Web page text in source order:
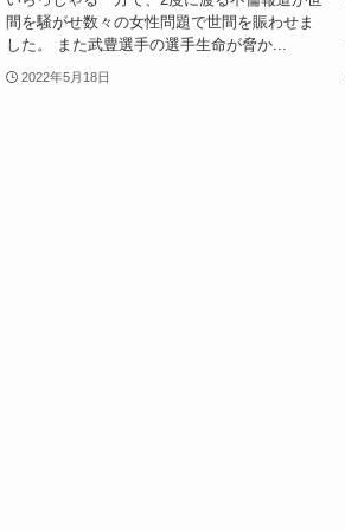
間を騒がせ数々の女性問題で世間を賑わせま
した。 また武豊選手の選手生命が脅か...
2022年5月18日